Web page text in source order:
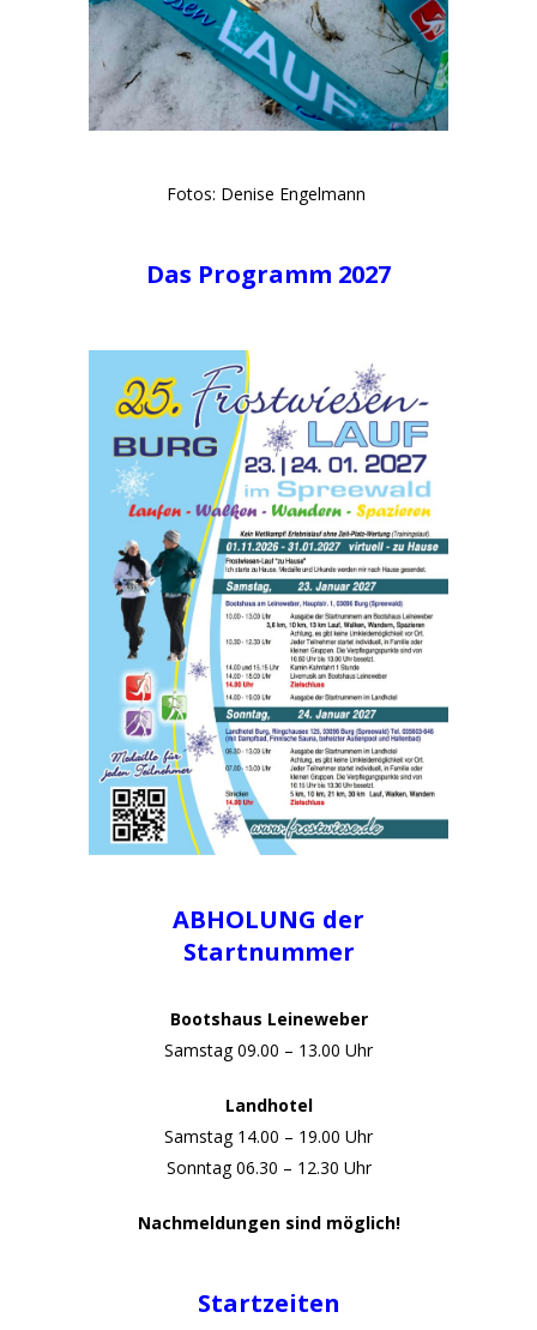
Fotos: Denise Engelmann
Das Programm 2027
ABHOLUNG der
Startnummer
Bootshaus Leineweber
Samstag 09.00 – 13.00 Uhr
Landhotel
Samstag 14.00 – 19.00 Uhr
Sonntag06.30 – 12.30 Uhr
Nachmeldungen sind möglich!
Startzeiten